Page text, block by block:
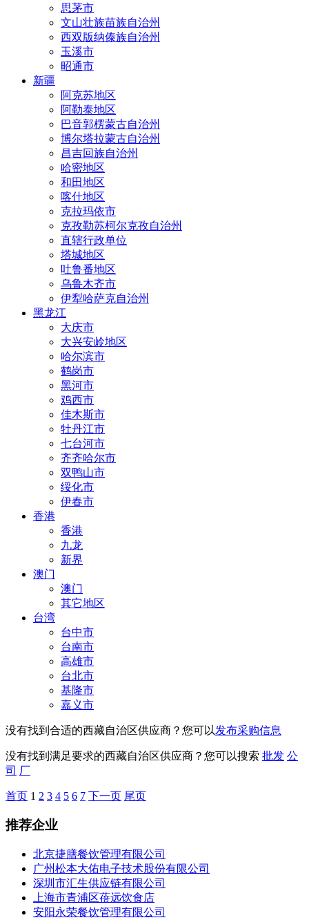
思茅市
文山壮族苗族自治州
西双版纳傣族自治州
玉溪市
昭通市
新疆
阿克苏地区
阿勒泰地区
巴音郭楞蒙古自治州
博尔塔拉蒙古自治州
昌吉回族自治州
哈密地区
和田地区
喀什地区
克拉玛依市
克孜勒苏柯尔克孜自治州
直辖行政单位
塔城地区
吐鲁番地区
乌鲁木齐市
伊犁哈萨克自治州
黑龙江
大庆市
大兴安岭地区
哈尔滨市
鹤岗市
黑河市
鸡西市
佳木斯市
牡丹江市
七台河市
齐齐哈尔市
双鸭山市
绥化市
伊春市
香港
香港
九龙
新界
澳门
澳门
其它地区
台湾
台中市
台南市
高雄市
台北市
基隆市
嘉义市
没有找到合适的西藏自治区供应商？您可以发布采购信息
没有找到满足要求的西藏自治区供应商？您可以搜索 批发 公
司 厂
首页 1 2 3 4 5 6 7 下一页 尾页
推荐企业
北京捷膳餐饮管理有限公司
广州松本大佑电子技术股份有限公司
深圳市汇生供应链有限公司
上海市青浦区蓓远饮食店
安阳永荣餐饮管理有限公司